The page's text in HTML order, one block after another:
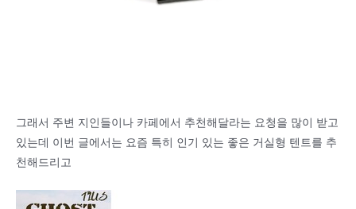
그래서 주변 지인들이나 카페에서 추천해달라는 요청을 많이 받고
있는데 이번 글에서는 요즘 특히 인기 있는 좋은 거실형 텐트를 추
천해드리고